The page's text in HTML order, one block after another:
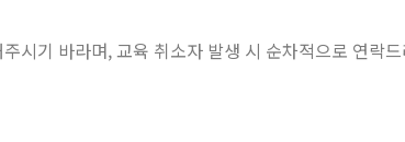
기 바라며, 교육 취소자 발생 시 순차적으로 연락